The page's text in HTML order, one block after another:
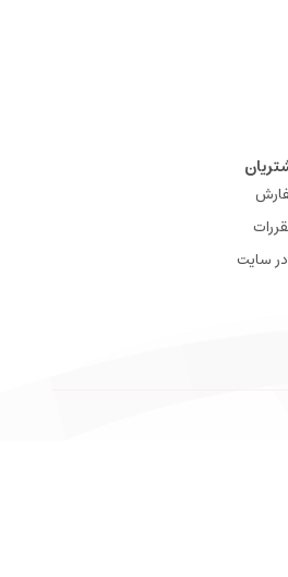
سایت